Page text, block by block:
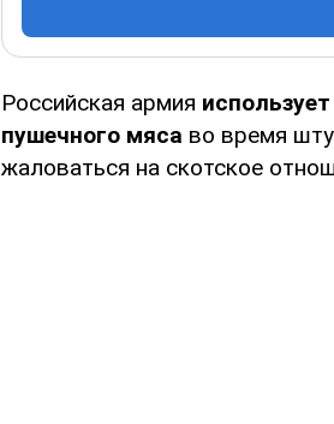
Российская армия
пушечного мяса во время
жаловаться на скотское